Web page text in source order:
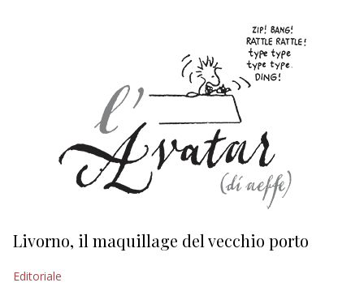
Livorno, il maquillage del vecchio porto
Editoriale